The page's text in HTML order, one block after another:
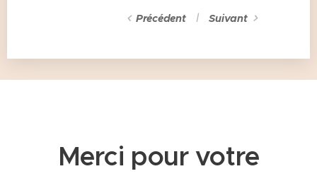
Précédent Suivant
Merci pour votre